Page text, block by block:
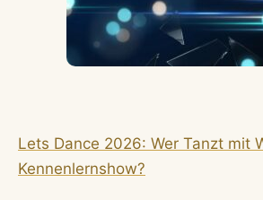
Lets Dance 2026: Wer Tanzt mit
Kennenlernshow?